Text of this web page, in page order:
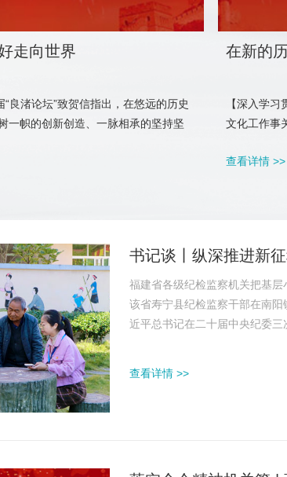
走向世界
良渚论坛”致贺信指出，在悠远的历史
一帜的创新创造、一脉相承的坚持坚
合”，引领中华文化创造性转化、创新
在新的
【深入学
文化工作事
思想文化工
查看详情 >>
书记谈丨纵深推进新
福建省各级纪检监察机关把基
该省寿宁县纪检监察干部在南
近平总书记在二十届中央纪委
在心、实践于行，持续推动部...
查看详情 >>